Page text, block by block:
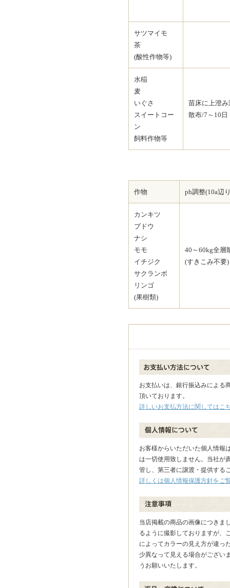
サツマイモ
茶
(酸性作物等)
水稲
麦
いぐさ
スイートコー
ン
飼料作物等
苗床に上澄み
散布/7～10日
作物 ph調整(10a辺
カンキツ
ブドウ
ナシ
モモ
イチジク
サクランボ
リンゴ
(果樹類)
40～60kg全層
(すきこみ不要)
お支払いは、銀行振込みによる
頂いております。
詳しいお支払方法に関してはこ
お客様からいただいた個人情報
は一切使用致しません。当社が
管し、第三者に譲渡・提供する
詳しくは個人情報保護方針をご
当店掲載の商品の画像につきま
るように撮影しておりますが、
によってカラーの見え方が違っ
少異なって見える場合がござい
うお願いいたします。